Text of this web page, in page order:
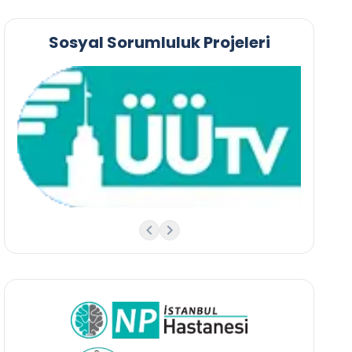
Sosyal Sorumluluk Projeleri